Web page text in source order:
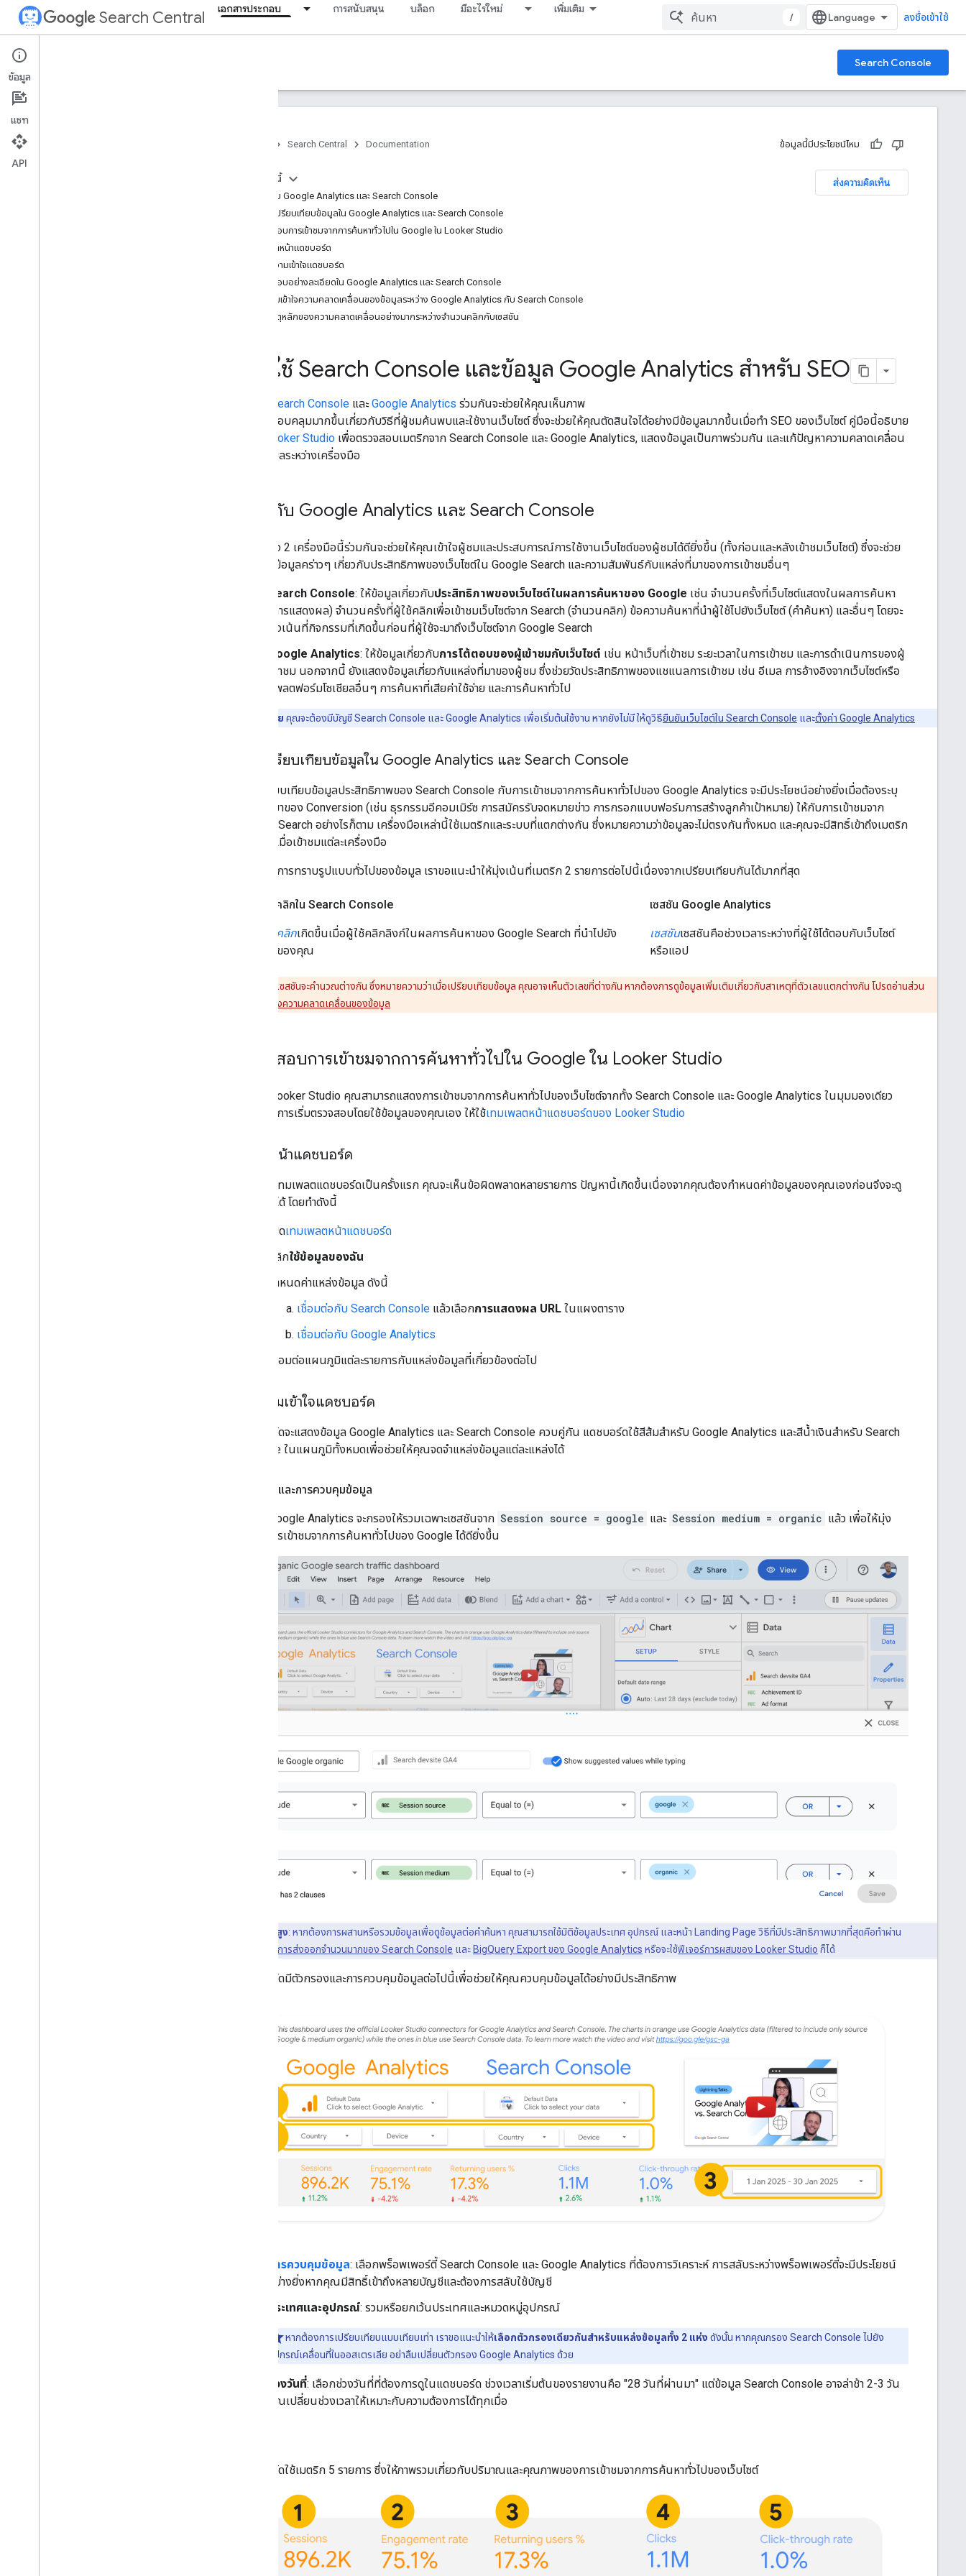
Search Central เอกสารประกอบ การสนับสนุน บล็อก มีอะไรใหม่ เพิ่มเติม
/ ลงชื่อเข้าใช้
Documentation Search Console
หลักการพื้นฐานเกี่ยวกับ SEO
Search Central Documentation ข้อมูลนี้มีประโยชน์ไหม
ส่งความคิดเห็น
ในหน้านี้
เกี่ยวกับ Google Analytics และ Search Console
การเปรียบเทียบข้อมูลใน Google Analytics และ Search Console
ตรวจสอบการเข้าชมจากการค้นหาทั่วไปใน Google ใน Looker Studio
ตั้งค่าหน้าแดชบอร์ด
ทำความเข้าใจแดชบอร์ด
ตรวจสอบอย่างละเอียดใน Google Analytics และ Search Console
ทําความเข้าใจความคลาดเคลื่อนของข้อมูลระหว่าง Google Analytics กับ Search Console
สาเหตุหลักของความคลาดเคลื่อนอย่างมากระหว่างจำนวนคลิกกับเซสชัน
การใช้ Search Console และข้อมูล Google Analytics สําหรับ SEO
Search Console และGoogle Analytics ร่วมกันจะช่วยให้คุณเห็นภาพ
รวมที่ครอบคลุมมากขึ้นเกี่ยวกับวิธีที่ผู้ชมค้นพบและใช้งานเว็บไซต์ ซึ่งจะช่วยให้คุณตัดสินใจได้อย่างมีข้อมูลมากขึ้นเมื่อทํา SEO ของเว็บไซต์ คู่มือนี้อธิบาย
Looker Studio เพื่อตรวจสอบเมตริกจาก Search Console และ Google Analytics, แสดงข้อมูลเป็นภาพร่วมกัน และแก้ปัญหาความคลาดเคลื่อน
ของข้อมูลระหว่างเครื่องมือ
เกี่ยวกับ Google Analytics และ Search Console
การใช้ทั้ง 2 เครื่องมือนี้ร่วมกันจะช่วยให้คุณเข้าใจผู้ชมและประสบการณ์การใช้งานเว็บไซต์ของผู้ชมได้ดียิ่งขึ้น (ทั้งก่อนและหลังเข้าชมเว็บไซต์) ซึ่งจะช่วย
ให้ทราบข้อมูลคร่าวๆ เกี่ยวกับประสิทธิภาพของเว็บไซต์ใน Google Search และความสัมพันธ์กับแหล่งที่มาของการเข้าชมอื่นๆ
Search Console: ให้ข้อมูลเกี่ยวกับประสิทธิภาพของเว็บไซต์ในผลการค้นหาของ Google เช่น จํานวนครั้งที่เว็บไซต์แสดงในผลการค้นหา
(การแสดงผล) จํานวนครั้งที่ผู้ใช้คลิกเพื่อเข้าชมเว็บไซต์จาก Search (จำนวนคลิก) ข้อความค้นหาที่นําผู้ใช้ไปยังเว็บไซต์ (คําค้นหา) และอื่นๆ โดยจะ
มุ่งเน้นที่กิจกรรมที่เกิดขึ้นก่อนที่ผู้ใช้จะมาถึงเว็บไซต์จาก Google Search
Google Analytics: ให้ข้อมูลเกี่ยวกับการโต้ตอบของผู้เข้าชมกับเว็บไซต์ เช่น หน้าเว็บที่เข้าชม ระยะเวลาในการเข้าชม และการดำเนินการของผู้
เข้าชม นอกจากนี้ ยังแสดงข้อมูลเกี่ยวกับแหล่งที่มาของผู้ชม ซึ่งช่วยวัดประสิทธิภาพของแชแนลการเข้าชม เช่น อีเมล การอ้างอิงจากเว็บไซต์หรือ
แพลตฟอร์มโซเชียลอื่นๆ การค้นหาที่เสียค่าใช้จ่าย และการค้นหาทั่วไป
มาเริ่มกันเลย คุณจะต้องมีบัญชี Search Console และ Google Analytics เพื่อเริ่มต้นใช้งาน หากยังไม่มี ให้ดูวิธียืนยันเว็บไซต์ใน Search Console และตั้งค่า Google Analytics
การเปรียบเทียบข้อมูลใน Google Analytics และ Search Console
การเปรียบเทียบข้อมูลประสิทธิภาพของ Search Console กับการเข้าชมจากการค้นหาทั่วไปของ Google Analytics จะมีประโยชน์อย่างยิ่งเมื่อต้องระบุ
แหล่งที่มาของ Conversion (เช่น ธุรกรรมอีคอมเมิร์ซ การสมัครรับจดหมายข่าว การกรอกแบบฟอร์มการสร้างลูกค้าเป้าหมาย) ให้กับการเข้าชมจาก
Google Search อย่างไรก็ตาม เครื่องมือเหล่านี้ใช้เมตริกและระบบที่แตกต่างกัน ซึ่งหมายความว่าข้อมูลจะไม่ตรงกันทั้งหมด และคุณจะมีสิทธิ์เข้าถึงเมตริก
เพิ่มเติมเมื่อเข้าชมแต่ละเครื่องมือ
หากต้องการทราบรูปแบบทั่วไปของข้อมูล เราขอแนะนําให้มุ่งเน้นที่เมตริก 2 รายการต่อไปนี้เนื่องจากเปรียบเทียบกันได้มากที่สุด
จำนวนคลิกใน Search Console
จำนวนคลิกเกิดขึ้นเมื่อผู้ใช้คลิกลิงก์ในผลการค้นหาของ Google Search ที่นําไปยัง
เว็บไซต์ของคุณ
เซสชัน Google Analytics
เซสชันเซสชันคือช่วงเวลาระหว่างที่ผู้ใช้โต้ตอบกับเว็บไซต์
หรือแอป
การคลิกและเซสชันจะคํานวณต่างกัน ซึ่งหมายความว่าเมื่อเปรียบเทียบข้อมูล คุณอาจเห็นตัวเลขที่ต่างกัน หากต้องการดูข้อมูลเพิ่มเติมเกี่ยวกับสาเหตุที่ตัวเลขแตกต่างกัน โปรดอ่านส่วน
ทำความเข้าใจเรื่องความคลาดเคลื่อนของข้อมูล
ตรวจสอบการเข้าชมจากการค้นหาทั่วไปใน Google ใน Looker Studio
เมื่อใช้ Looker Studio คุณสามารถแสดงการเข้าชมจากการค้นหาทั่วไปของเว็บไซต์จากทั้ง Search Console และ Google Analytics ในมุมมองเดียว
หากต้องการเริ่มตรวจสอบโดยใช้ข้อมูลของคุณเอง ให้ใช้เทมเพลตหน้าแดชบอร์ดของ Looker Studio
ตั้งค่าหน้าแดชบอร์ด
เมื่อเปิดเทมเพลตแดชบอร์ดเป็นครั้งแรก คุณจะเห็นข้อผิดพลาดหลายรายการ ปัญหานี้เกิดขึ้นเนื่องจากคุณต้องกําหนดค่าข้อมูลของคุณเองก่อนจึงจะดู
แผนภูมิได้ โดยทําดังนี้
เปิดเทมเพลตหน้าแดชบอร์ด
คลิกใช้ข้อมูลของฉัน
กำหนดค่าแหล่งข้อมูล ดังนี้
เชื่อมต่อกับ Search Console แล้วเลือกการแสดงผล URL ในแผงตาราง
เชื่อมต่อกับ Google Analytics
เชื่อมต่อแผนภูมิแต่ละรายการกับแหล่งข้อมูลที่เกี่ยวข้องต่อไป
ทำความเข้าใจแดชบอร์ด
แดชบอร์ดจะแสดงข้อมูล Google Analytics และ Search Console ควบคู่กัน แดชบอร์ดใช้สีส้มสําหรับ Google Analytics และสีน้ำเงินสําหรับ Search
Console ในแผนภูมิทั้งหมดเพื่อช่วยให้คุณจดจําแหล่งข้อมูลแต่ละแหล่งได้
ตัวกรองและการควบคุมข้อมูล
ข้อมูล Google Analytics จะกรองให้รวมเฉพาะเซสชันจาก Session source = google และ Session medium = organic แล้ว เพื่อให้มุ่ง
เน้นที่การเข้าชมจากการค้นหาทั่วไปของ Google ได้ดียิ่งขึ้น
เคล็ดลับขั้นสูง: หากต้องการผสานหรือรวมข้อมูลเพื่อดูข้อมูลต่อคําค้นหา คุณสามารถใช้มิติข้อมูลประเทศ อุปกรณ์ และหน้า Landing Page วิธีที่มีประสิทธิภาพมากที่สุดคือทำผ่าน
การส่งออกจำนวนมากของ Search Console และ BigQuery Export ของ Google Analytics หรือจะใช้ฟีเจอร์การผสมของ Looker Studio ก็ได้
แดชบอร์ดมีตัวกรองและการควบคุมข้อมูลต่อไปนี้เพื่อช่วยให้คุณควบคุมข้อมูลได้อย่างมีประสิทธิภาพ
การควบคุมข้อมูล: เลือกพร็อพเพอร์ตี้ Search Console และ Google Analytics ที่ต้องการวิเคราะห์ การสลับระหว่างพร็อพเพอร์ตี้จะมีประโยชน์
อย่างยิ่งหากคุณมีสิทธิ์เข้าถึงหลายบัญชีและต้องการสลับใช้บัญชี
ประเทศและอุปกรณ์: รวมหรือยกเว้นประเทศและหมวดหมู่อุปกรณ์
หากต้องการเปรียบเทียบแบบเทียบเท่า เราขอแนะนําให้เลือกตัวกรองเดียวกันสําหรับแหล่งข้อมูลทั้ง 2 แห่ง ดังนั้น หากคุณกรอง Search Console ไปยัง
อุปกรณ์เคลื่อนที่ในออสเตรเลีย อย่าลืมเปลี่ยนตัวกรอง Google Analytics ด้วย
ช่วงวันที่: เลือกช่วงวันที่ที่ต้องการดูในแดชบอร์ด ช่วงเวลาเริ่มต้นของรายงานคือ "28 วันที่ผ่านมา" แต่ข้อมูล Search Console อาจล่าช้า 2-3 วัน
คุณเปลี่ยนช่วงเวลาให้เหมาะกับความต้องการได้ทุกเมื่อ
แดชบอร์ดใช้เมตริก 5 รายการ ซึ่งให้ภาพรวมเกี่ยวกับปริมาณและคุณภาพของการเข้าชมจากการค้นหาทั่วไปของเว็บไซต์
ข้อมูล
แชท
API